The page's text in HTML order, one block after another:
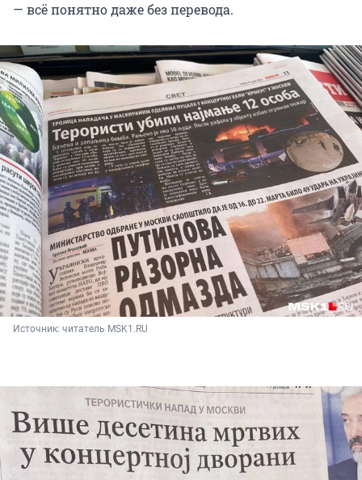
— всё понятно даже без перевода.
Источник: читатель MSK1.RU